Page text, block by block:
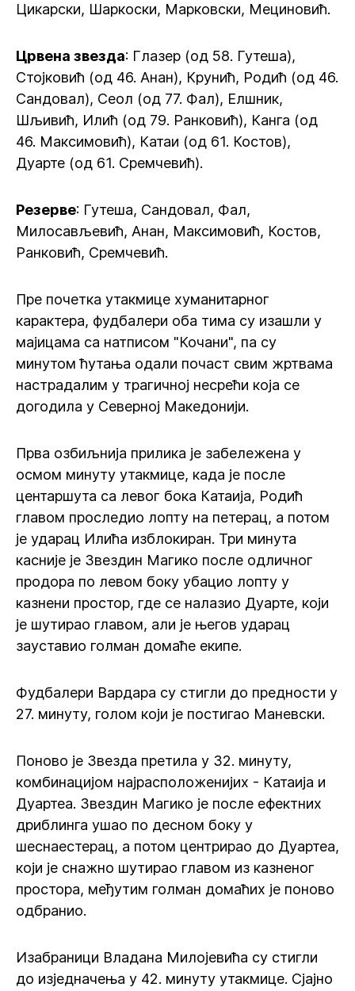
Цикарски, Шаркоски, Марковски, Мециновић.
Црвена звезда: Глазер (од 58. Гутеша),
Стојковић (од 46. Анан), Крунић, Родић (од 46.
Сандовал), Сеол (од 77. Фал), Елшник,
Шљивић, Илић (од 79. Ранковић), Канга (од
46. Максимовић), Катаи (од 61. Костов),
Дуарте (од 61. Сремчевић).
Резерве: Гутеша, Сандовал, Фал,
Милосављевић, Анан, Максимовић, Костов,
Ранковић, Сремчевић.
Пре почетка утакмице хуманитарног
карактера, фудбалери оба тима су изашли у
мајицама са натписом "Кочани", па су
минутом ћутања одали почаст свим жртвама
настрадалим у трагичној несрећи која се
догодила у Северној Македонији.
Прва озбиљнија прилика је забележена у
осмом минуту утакмице, када је после
центаршута са левог бока Катаија, Родић
главом проследио лопту на петерац, а потом
је ударац Илића изблокиран. Три минута
касније је Звездин Магико после одличног
продора по левом боку убацио лопту у
казнени простор, где се налазио Дуарте, који
је шутирао главом, али је његов ударац
зауставио голман домаће екипе.
Фудбалери Вардара су стигли до предности у
27. минуту, голом који је постигао Маневски.
Поново је Звезда претила у 32. минуту,
комбинацијом најрасположенијих - Катаија и
Дуартеа. Звездин Магико је после ефектних
дриблинга ушао по десном боку у
шеснаестерац, а потом центрирао до Дуартеа,
који је снажно шутирао главом из казненог
простора, међутим голман домаћих је поново
одбранио.
Изабраници Владана Милојевића су стигли
до изједначења у 42. минуту утакмице. Сјајно